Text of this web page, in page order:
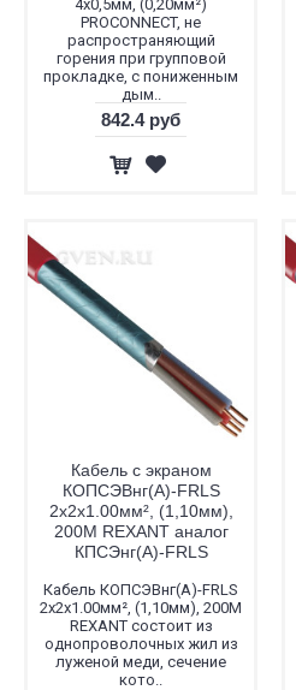
4х0,5мм, (0,20мм²)
PROCONNECT, не
распространяющий
горения при групповой
прокладке, с пониженным
дым..
842.4 руб
Кабель с экраном
КОПСЭВнг(А)-FRLS
2x2x1.00мм², (1,10мм),
200М REXANT аналог
КПСЭнг(А)-FRLS
Кабель КОПСЭВнг(А)-FRLS
2x2x1.00мм², (1,10мм), 200М
REXANT состоит из
однопроволочных жил из
луженой меди, сечение
кото..